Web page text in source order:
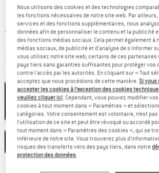
Prix initial :
20,95€
Prix:
11,52€ TVA incl.
hors Frais de livraisonInformations sur les frais
Couleur:Wild Salmon
-45 %
Taille: EU34-37
EU34-37 EU38-41 EU42-45
Guide des tailles
Nous utilisons des cookies et des technologies
les fonctions nécessaires de notre site web. Par
services et des fonctions supplémentaires, nous
données afin de personnaliser le contenu et la publicité
des fonctions médias sociaux. Cela permet également à
médias sociaux, de publicité et d'analyse de s'informer
vous utilisez notre site web; certains de ces partenaires
pays tiers sans garanties suffisantes pour protéger vos
contre l'accès par les autorités. En cliquant sur « Tout
acceptez que nous procédions de cette manière.Si vous
accepter les cookies à l’exception des cookies
veuillez cliquer ici. Cependant, vous pouvez modifier
cookies à tout moment dans « Paramètres » et
catégories. Votre consentement est volontaire, n’est
l’utilisation de ce site et peut être révoqué ou accordé
tout moment dans « Paramètres des cookies », qui se
inférieure de notre site. Vous trouverez plus
risques des transferts vers des pays tiers, dans notre
protection des données.